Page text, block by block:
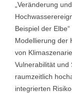
„Veränderung
Beispiel der
Modellierung der
von
Vulnerabilität und
raumzeitlich
integrierten